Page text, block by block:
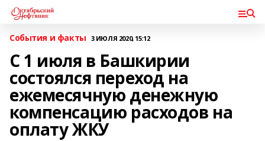
События и факты 3 ИЮЛЯ 2020, 15:12
С 1 июля в Башкирии
состоялся переход на
ежемесячную денежную
компенсацию расходов на
оплату ЖКУ